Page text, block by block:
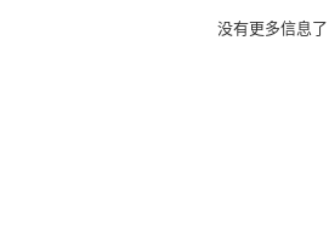
没有更多信息了